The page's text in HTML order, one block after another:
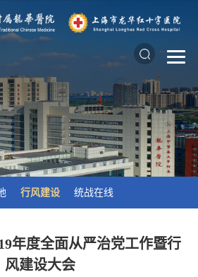
行风建设 统战在线
年度全面从严治党工作暨行
风建设大会